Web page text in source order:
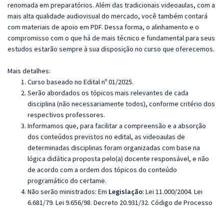
renomada em preparatórios. Além das tradicionais videoaulas, com a
mais alta qualidade audiovisual do mercado, você também contará
com materiais de apoio em PDF. Dessa forma, o alinhamento e o
compromisso com o que há de mais técnico e fundamental para seus
estudos estarão sempre à sua disposição no curso que oferecemos.
Mais detalhes:
Curso baseado no Edital nº 01/2025.
Serão abordados os tópicos mais relevantes de cada
disciplina (não necessariamente todos), conforme critério dos
respectivos professores.
Informamos que, para facilitar a compreensão e a absorção
dos conteúdos previstos no edital, as videoaulas de
determinadas disciplinas foram organizadas com base na
lógica didática proposta pelo(a) docente responsável, e não
de acordo com a ordem dos tópicos do conteúdo
programático do certame.
Não serão ministrados: Em Legislação: Lei 11.000/2004. Lei
6.681/79. Lei 9.656/98. Decreto 20.931/32. Código de Processo